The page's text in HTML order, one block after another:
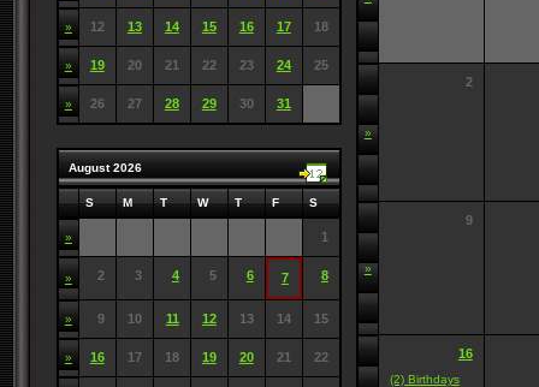
» 12 13 14 15 16 17 18
» 19 20 21 22 23 24 25
» 26 27 28 29 30 31
August 2026
S M T W T F S
» 1
» 2 3 4 5 6 7 8
» 9 10 11 12 13 14 15
» 16 17 18 19 20 21 22
»
2
»
9
16
(2) Birthdays